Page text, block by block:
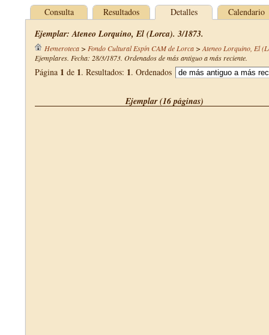
Consulta Resultados Detalles Calendario
Ejemplar: Ateneo Lorquino, El (Lorca). 3/1873.
Hemeroteca> Fondo Cultural Espín CAM de Lorca> Ateneo Lorquino, El
Ejemplares. Fecha: 28/3/1873. Ordenados de más antiguo a más reciente.
Página 1 de 1. Resultados: 1. Ordenados
Ejemplar (16 páginas)